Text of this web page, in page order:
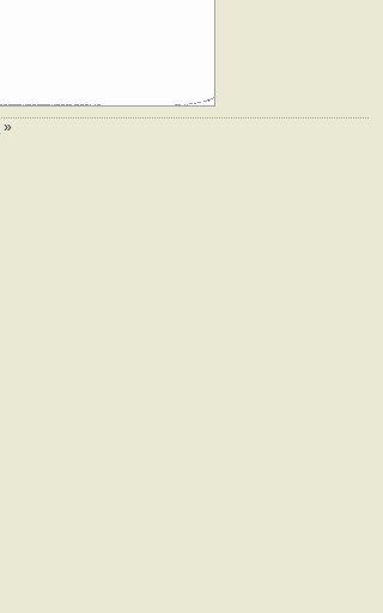
»